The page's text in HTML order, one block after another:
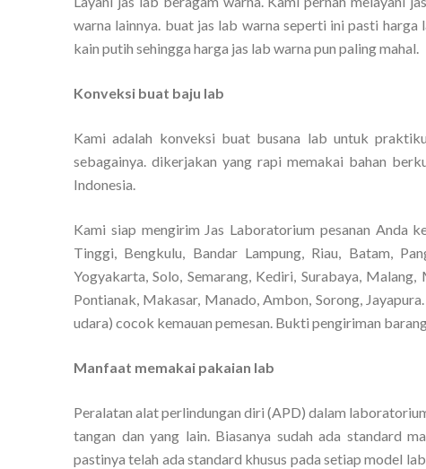
warna lainnya. buat jas lab warna seperti ini pasti
kain putih sehingga harga jas lab warna pun paling mahal.
Konveksi buat baju lab
Kami adalah konveksi buat busana lab untuk
sebagainya. dikerjakan yang rapi memakai bahan
Indonesia.
Kami siap mengirim Jas Laboratorium pesanan Anda
Tinggi, Bengkulu, Bandar Lampung, Riau, Batam,
Yogyakarta, Solo, Semarang, Kediri, Surabaya,
Pontianak, Makasar, Manado, Ambon, Sorong,
udara) cocok kemauan pemesan. Bukti pengiriman
Manfaat memakai pakaian lab
Peralatan alat perlindungan diri (APD) dalam
tangan dan yang lain. Biasanya sudah ada standard
pastinya telah ada standard khusus pada setiap model